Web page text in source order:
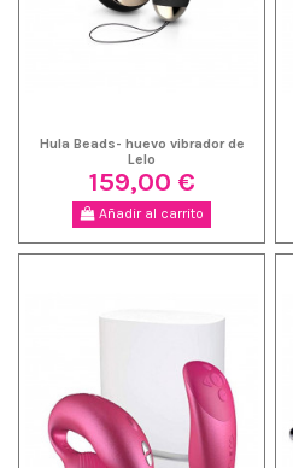
Hula Beads- huevo vibrador de
Lelo
159,00 €
Añadir al carrito